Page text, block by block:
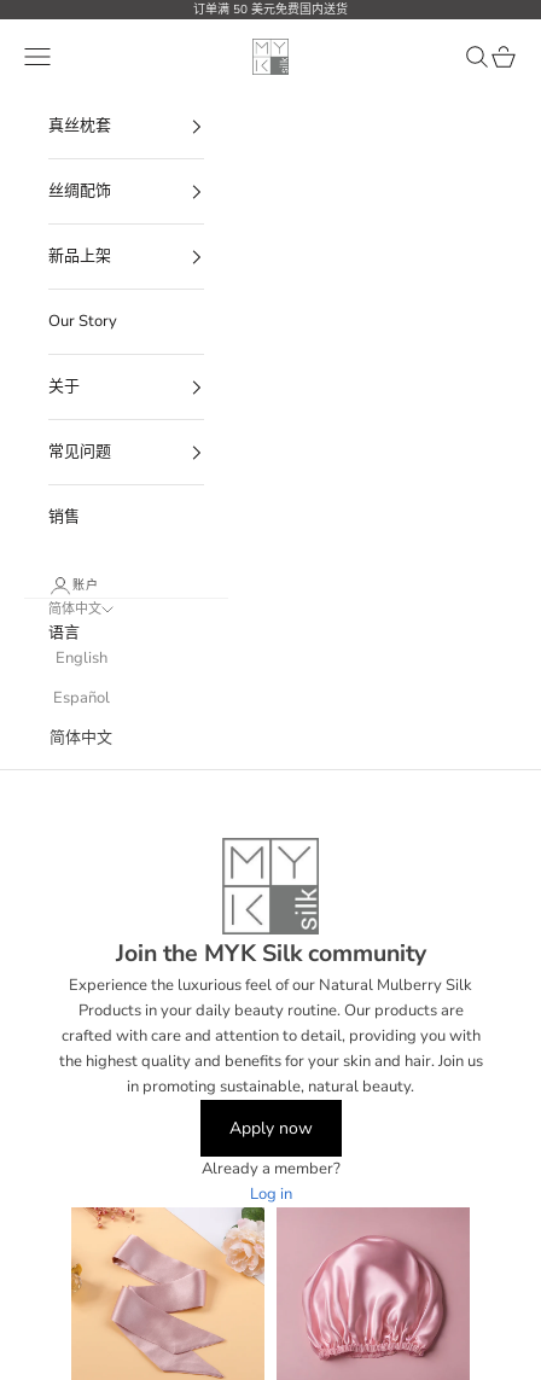
订单满 50 美元免费国内送货
MYK Silk
打开导航菜单 打开搜索
打开
真丝枕套
丝绸配饰
新品上架
Our Story
关于
常见问题
销售
账户
简体中文
语言
English
Español
简体中文
Join the MYK Silk community
Experience the luxurious feel of our Natural Mulberry Silk
Products in your daily beauty routine. Our products are
crafted with care and attention to detail, providing you with
the highest quality and benefits for your skin and hair. Join us
in promoting sustainable, natural beauty.
Apply now
Already a member?
Log in